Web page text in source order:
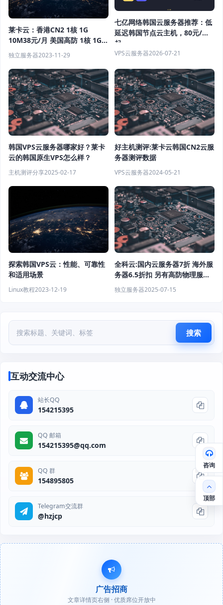
莱卡云：香港CN2 1核 1G
10M38元/月 美国高防 1核 1G
50M 40元/月
独立服务器2023-11-29
七亿网络韩国云服务器推荐：低
延迟韩国节点云主机，80元/月
起
VPS云服务器2026-07-21
韩国VPS云服务器哪家好？莱卡
云的韩国原生VPS怎么样？
主机测评分享2025-02-17
好主机测评:莱卡云韩国CN2云服
务器测评数据
VPS云服务器2024-05-21
探索韩国VPS云：性能、可靠性
和适用场景
Linux教程2023-12-19
全科云:国内云服务器7折 海外服
务器6.5折扣 另有高防物理服务
器 香港服务器
独立服务器2025-07-15
搜索
互动交流中心
站长QQ
154215395
QQ 邮箱
154215395@qq.com
QQ 群
154895805
Telegram交流群
@hzjcp
广告招商
文章详情页右侧 · 优质席位开放中
咨询
顶部